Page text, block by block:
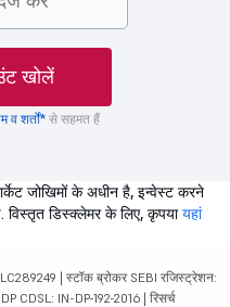
खोलें
व शर्तों* से सहमत हैं
जोखिमों के अधीन है, इन्वेस्ट करने
डिस्क्लेमर के लिए, कृपयायहां
| स्टॉक ब्रोकर SEBI रजिस्ट्रेशन:
CDSL: IN-DP-192-2016 | रिसर्च